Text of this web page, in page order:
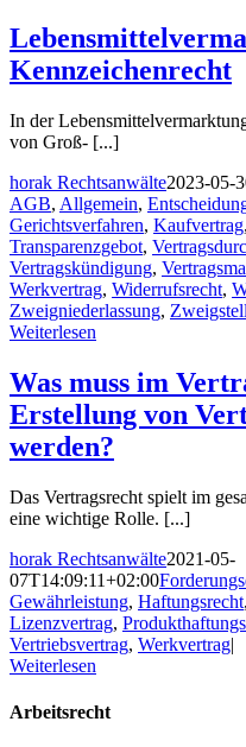
Kennzeichenrecht
In der
von Groß- [...]
horak Rechtsanwälte2023-05-
AGB, Allgemein,
Gerichtsverfahren, Kaufvertrag,
Transparenzgebot,
Vertragskündigung,
Werkvertrag, Widerrufsrecht,
Zweigniederlassung,
Weiterlesen
Was muss im
Erstellung von
werden?
Das Vertragsrecht spielt im
eine wichtige Rolle. [...]
horak Rechtsanwälte2021-05-
07T14:09:11+02:00
Gewährleistung, Haftungsrecht,
Lizenzvertrag,
Vertriebsvertrag, Werkvertrag|
Weiterlesen
Arbeitsrecht